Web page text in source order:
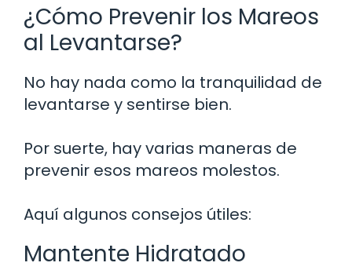
¿Cómo Prevenir los Mareos
al Levantarse?
No hay nada como la tranquilidad de
levantarse y sentirse bien.
Por suerte, hay varias maneras de
prevenir esos mareos molestos.
Aquí algunos consejos útiles:
Mantente Hidratado